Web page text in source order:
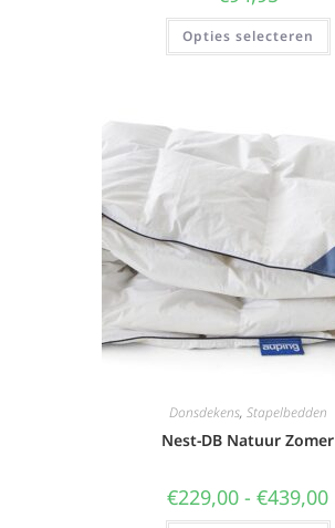
Opties selecteren
Donsdekens, Stapelbedden
Nest-DB Natuur Zomer
€229,00 - €439,00